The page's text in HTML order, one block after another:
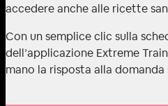
accedere anche alle ricette
Con un semplice clic sulla
dell’applicazione Extreme
mano la risposta alla domanda